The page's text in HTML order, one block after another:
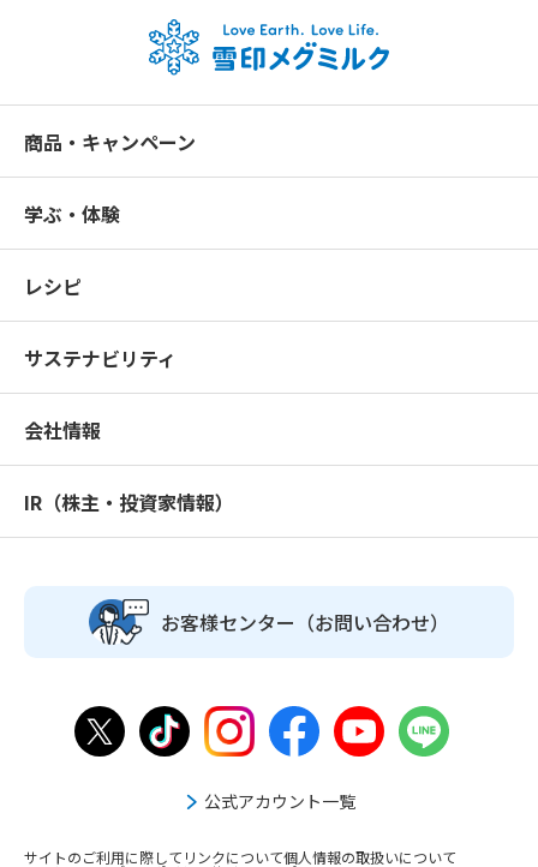
商品・キャンペーン
学ぶ・体験
レシピ
サステナビリティ
会社情報
IR（株主・投資家情報）
お客様センター （お問い合わせ）
公式アカウント一覧
サイトのご利用に際して リンクについて個人情報の取扱いについて